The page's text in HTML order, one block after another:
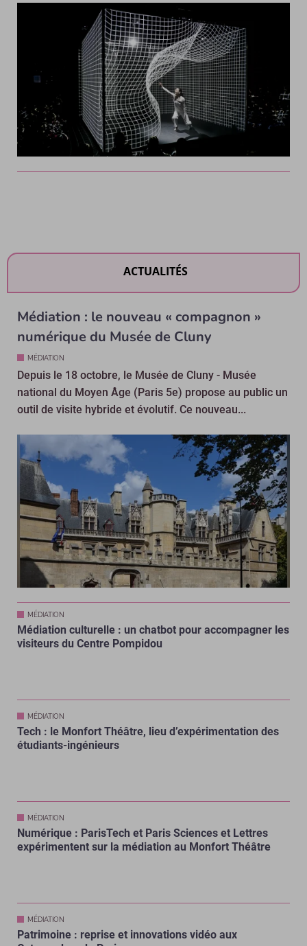
ACTUALITÉS
Médiation : le nouveau « compagnon »
numérique du Musée de Cluny
MÉDIATION
Depuis le 18 octobre, le Musée de Cluny - Musée
national du Moyen Âge (Paris 5e) propose au public un
outil de visite hybride et évolutif. Ce nouveau...
MÉDIATION
Médiation culturelle : un chatbot pour accompagner les
visiteurs du Centre Pompidou
MÉDIATION
Tech : le Monfort Théâtre, lieu d’expérimentation des
étudiants-ingénieurs
MÉDIATION
Numérique : ParisTech et Paris Sciences et Lettres
expérimentent sur la médiation au Monfort Théâtre
MÉDIATION
Patrimoine : reprise et innovations vidéo aux